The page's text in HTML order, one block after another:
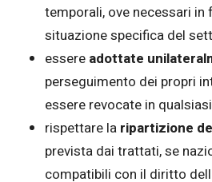
temporali, ove necessari in
situazione specifica del
essere adottate
perseguimento dei propri
essere revocate in
rispettare la ripartizione
prevista dai trattati, se
compatibili con il diritto